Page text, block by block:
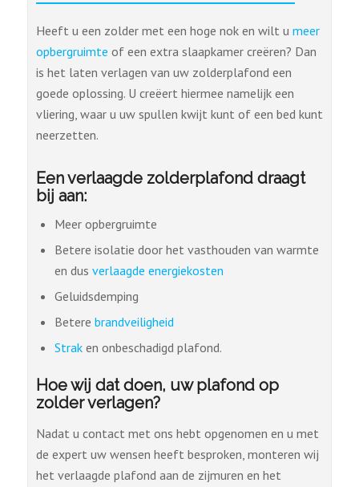
Heeft u een zolder met een hoge nok en wilt u meer
opbergruimte of een extra slaapkamer creëren? Dan
is het laten verlagen van uw zolderplafond een
goede oplossing. U creëert hiermee namelijk een
vliering, waar u uw spullen kwijt kunt of een bed kunt
neerzetten.
Een verlaagde zolderplafond draagt
bij aan:
Meer opbergruimte
Betere isolatie door het vasthouden van warmte
en dus verlaagde energiekosten
Geluidsdemping
Betere brandveiligheid
Straken onbeschadigd plafond.
Hoe wij dat doen, uw plafond op
zolder verlagen?
Nadat u contact met ons hebt opgenomen en u met
de expert uw wensen heeft besproken, monteren wij
het verlaagde plafond aan de zijmuren en het